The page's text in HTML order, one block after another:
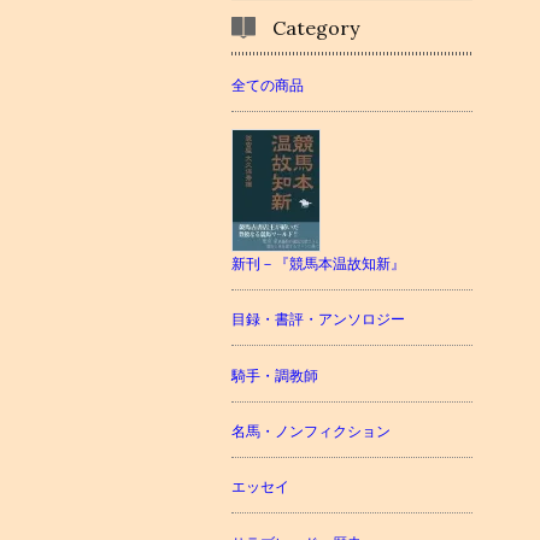
Category
全ての商品
新刊－『競馬本温故知新』
目録・書評・アンソロジー
騎手・調教師
名馬・ノンフィクション
エッセイ